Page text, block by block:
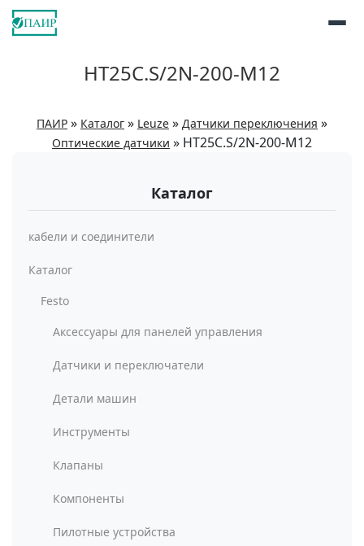
HT25C.S/2N-200-M12
ПАИР » Каталог » Leuze » Датчики переключения »
Оптические датчики » HT25C.S/2N-200-M12
Каталог
кабели и соединители
Каталог
Festo
Аксессуары для панелей управления
Датчики и переключатели
Детали машин
Инструменты
Клапаны
Компоненты
Пилотные устройства